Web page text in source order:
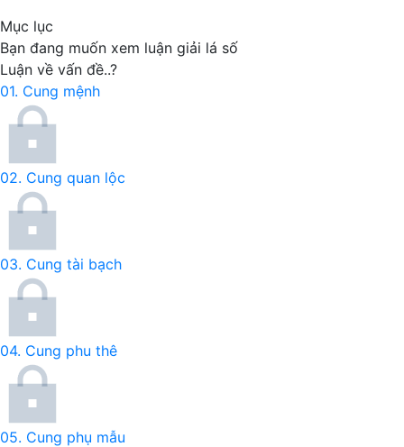
Mục lục
Bạn đang muốn xem luận giải lá số
Luận về vấn đề..?
01. Cung mệnh
02. Cung quan lộc
03. Cung tài bạch
04. Cung phu thê
05. Cung phụ mẫu